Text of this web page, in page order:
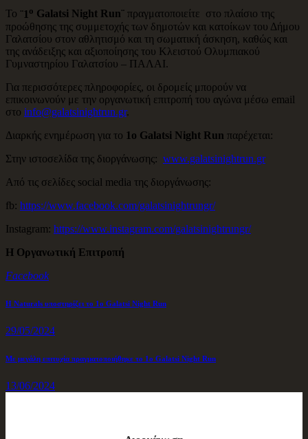
Το ¨1 ο Galatsi Night Run¨ πραγματοποιείτε στο πλαίσιο της
προώθησης της συμμετοχής των δημοτών και κατοίκων του Δήμου
Γαλατσίου στον αθλητισμό και τη σωματική άσκηση, καθώς και
της ανάδειξης και αξιοποίησης του Κλειστού Ολυμπιακού
Γυμναστηρίου Γαλατσίου – ΠΑΛΑΙ.
Για περισσότερες πληροφορίες, οι δρομείς μπορούν να
επικοινωνούν με την οργανωτική επιτροπή του αγώνα μέσω email
στο info@galatsinightrun.gr.
Διαρκής ενημέρωση για το 1ο Galatsi Night Run παρέχεται:
Στην ιστοσελίδα της διοργάνωσης: www.galatsinightrun.gr
Από τις σελίδες social media της διοργάνωσης:
fb: https://www.facebook.com/galatsinightrungr/
Instagram: https://www.instagram.com/galatsinightrungr/
Η Οργανωτική Επιτροπή
Facebook
Πλοήγηση
άρθρων
Previous
Η Naturals υποστηρίζει το 1ο Galatsi Night Run
29/05/2024
Next
Με μεγάλη επιτυχία πραγματοποιήθηκε το 1ο Galatsi Night Run
13/06/2024